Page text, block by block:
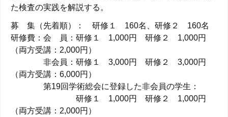
た検査の実践を解説する。
募 集（先着順）： 研修１ 160名、研修２ 160名
研修費：会 員：研修１ 1,000円 研修２ 1,000円
（両方受講：2,000円）
非会員：研修１ 3,000円 研修２ 3,000円
（両方受講：6,000円）
第19回学術総会に登録した非会員の学生：
研修１ 1,000円 研修２ 1,000円
（両方受講：2,000円）